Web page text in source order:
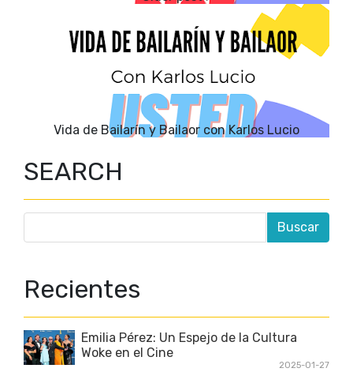
Vida de Bailarín y Bailaor con Karlos Lucio
SEARCH
Recientes
Emilia Pérez: Un Espejo de la Cultura
Woke en el Cine
2025-01-27